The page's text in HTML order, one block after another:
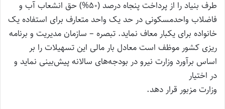
طرف بنیاد را از پرداخت پنجاه درصد (50%) حق انشعاب آب و
فاضلاب واحد‌مسکونی در حد یک واحد متعارف برای استفاده یک
خانواده برای یکبار معاف نماید. ‌تبصره – سازمان مدیریت و برنامه
ریزی کشور موظف است معادل بار مالی این تسهیلات را بر
اساس برآورد وزارت نیرو در بودجه‌های سالانه پیش‌بینی نماید و
در اختیار
وزارت مزبور قرار دهد.